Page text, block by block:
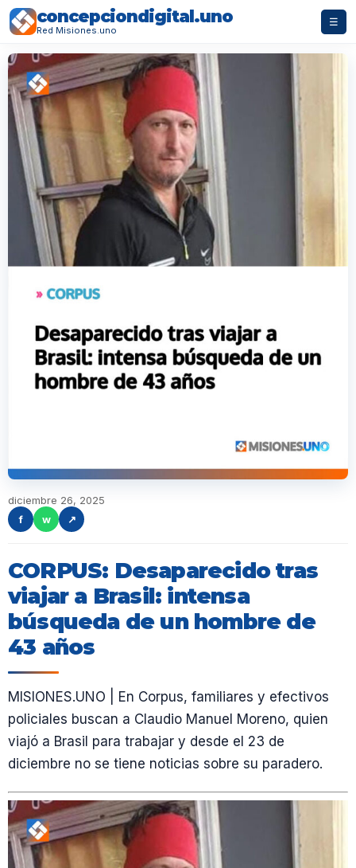
concepciondigital.uno
Red Misiones.uno
☰
diciembre 26, 2025
f
w ↗
CORPUS: Desaparecido tras
viajar a Brasil: intensa
búsqueda de un hombre de
43 años
MISIONES.UNO | En Corpus, familiares y efectivos
policiales buscan a Claudio Manuel Moreno, quien
viajó a Brasil para trabajar y desde el 23 de
diciembre no se tiene noticias sobre su paradero.